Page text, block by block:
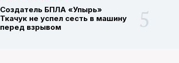
Создатель БПЛА «Упырь»
Ткачук не успел сесть в машину
перед взрывом